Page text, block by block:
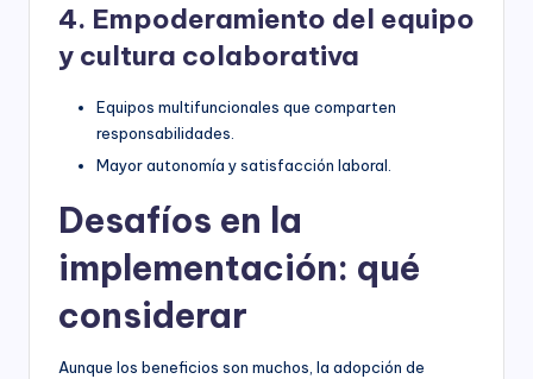
4. Empoderamiento del equipo
y cultura colaborativa
Equipos multifuncionales que comparten
responsabilidades.
Mayor autonomía y satisfacción laboral.
Desafíos en la
implementación: qué
considerar
Aunque los beneficios son muchos, la adopción de